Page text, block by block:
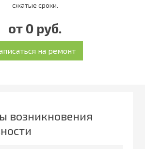
сжатые сроки.
от 0 руб.
возникновения